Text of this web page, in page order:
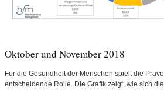
Oktober und November 2018
Für die Gesundheit der Menschen spielt die
entscheidende Rolle. Die Grafik zeigt, wie sich